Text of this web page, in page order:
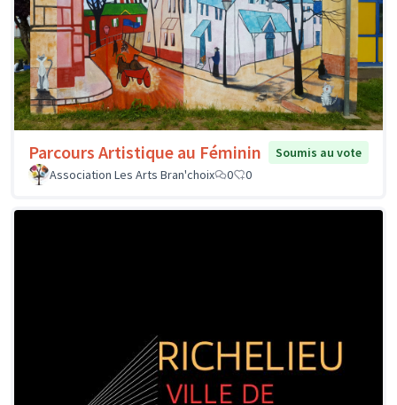
Parcours Artistique au Féminin
Soumis au vote
Association Les Arts Bran'choix
0 0